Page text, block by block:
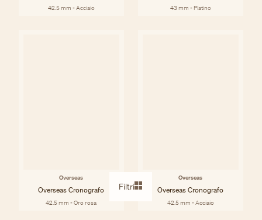
Filtri
42.5 mm - Acciaio 43 mm - Platino
Overseas
Overseas Cronografo
42.5 mm - Oro rosa
Overseas
Overseas Cronografo
42.5 mm - Acciaio